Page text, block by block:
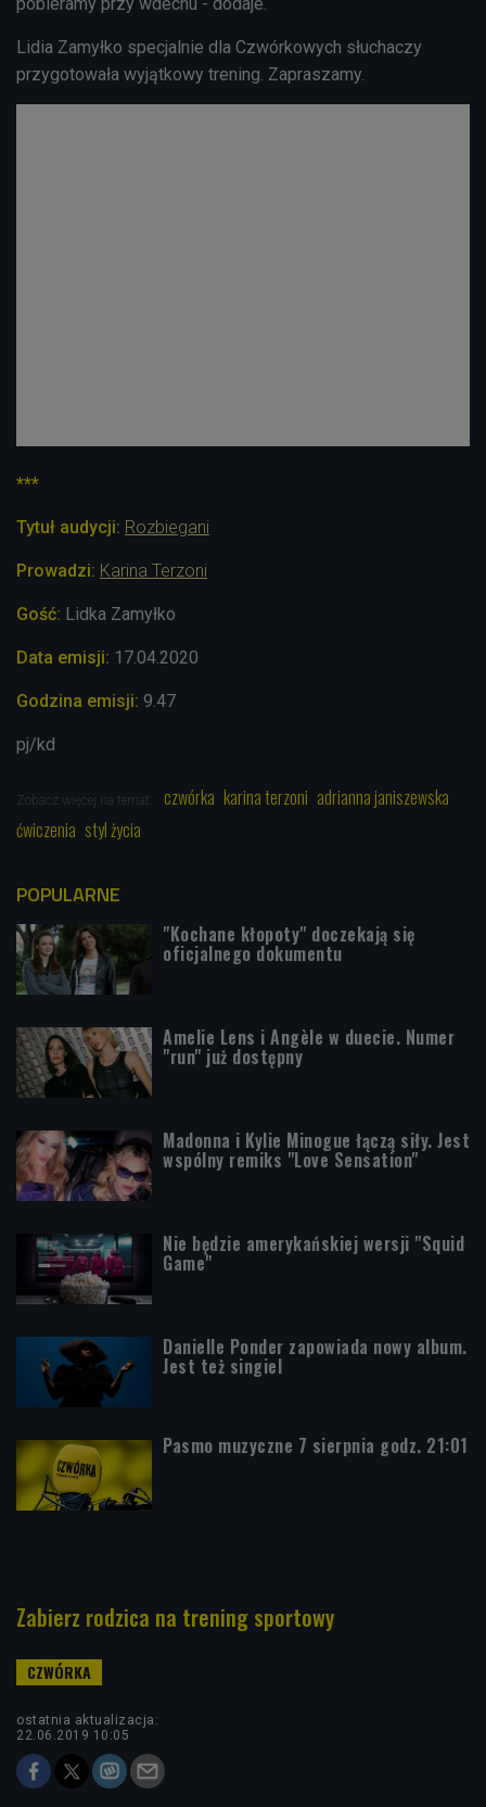
Lidia Zamyłko specjalnie dla Czwórkowych słuchaczy
przygotowała wyjątkowy trening. Zapraszamy.
***
Tytuł audycji: Rozbiegani
Prowadzi: Karina Terzoni
Gość: Lidka Zamyłko
Data emisji: 17.04.2020
Godzina emisji: 9.47
pj/kd
Zobacz więcej na temat: czwórka karina terzoni adrianna janiszewska
ćwiczenia styl życia
POPULARNE
"Kochane kłopoty" doczekają się
oficjalnego dokumentu
Amelie Lens i Angèle w duecie. Numer
"run" już dostępny
Madonna i Kylie Minogue łączą siły. Jest
wspólny remiks "Love Sensation"
Nie będzie amerykańskiej wersji "Squid
Game"
Danielle Ponder zapowiada nowy album.
Jest też singiel
Pasmo muzyczne 7 sierpnia godz. 21:01
Zabierz rodzica na trening sportowy
ostatnia aktualizacja:
22.06.2019 10:05